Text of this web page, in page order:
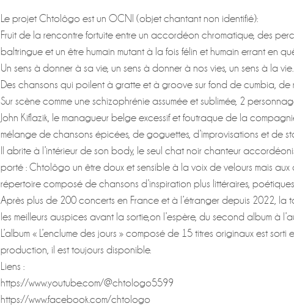
Le projet Chtolôgo est un OCNI (objet chantant non identifié):
Fruit de la rencontre fortuite entre un accordéon chromatique, des
baltringue et un être humain mutant à la fois félin et humain errant en
Un sens à donner à sa vie, un sens à donner à nos vies, un sens à la
Des chansons qui poilent à gratte et à groove sur fond de cumbia,
Sur scène comme une schizophrénie assumée et sublimée, 2
John Kiflazik, le managueur belge excessif et foutraque de la
mélange de chansons épicées, de goguettes, d’improvisations et de
Il abrite à l’intérieur de son body, le seul chat noir chanteur
porté : Chtolôgo un être doux et sensible à la voix de velours mais
répertoire composé de chansons d’inspiration plus littéraires,
Après plus de 200 concerts en France et à l’étranger depuis 2022, la
les meilleurs auspices avant la sortie,on l’espère, du second album à
L’album « L’enclume des jours » composé de 15 titres originaux est
production, il est toujours disponible.
Liens :
https://www.youtube.com/@chtologo5599
https://www.facebook.com/chtologo